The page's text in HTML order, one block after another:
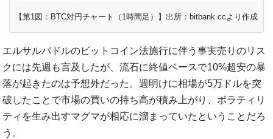
【第1図：BTC対円チャート（1時間足）】出所：bitbank.ccより作成
エルサルバドルのビットコイン法施行に伴う事実売りのリス
クには先週も言及したが、流石に終値ベースで10%超安の暴
落が起きたのは予想外だった。週明けに相場が5万ドルを突
破したことで市場の買いの持ち高が積み上がり、ボラティリ
ティを生み出すマグマが相応に溜まっていたということだろ
う。